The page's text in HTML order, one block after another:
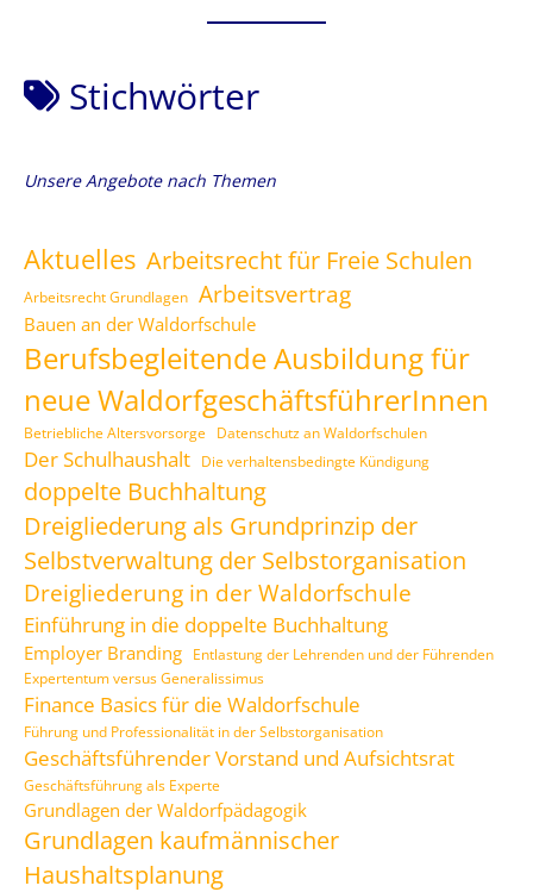
Stichwörter
Unsere Angebote nach Themen
Aktuelles Arbeitsrecht für Freie Schulen
Arbeitsrecht Grundlagen Arbeitsvertrag
Bauen an der Waldorfschule
Berufsbegleitende Ausbildung für
neue WaldorfgeschäftsführerInnen
Betriebliche Altersvorsorge Datenschutz an Waldorfschulen
Der Schulhaushalt Die verhaltensbedingte Kündigung
doppelte Buchhaltung
Dreigliederung als Grundprinzip der
Selbstverwaltung der Selbstorganisation
Dreigliederung in der Waldorfschule
Einführung in die doppelte Buchhaltung
Employer Branding Entlastung der Lehrenden und der Führenden
Expertentum versus Generalissimus
Finance Basics für die Waldorfschule
Führung und Professionalität in der Selbstorganisation
Geschäftsführender Vorstand und Aufsichtsrat
Geschäftsführung als Experte
Grundlagen der Waldorfpädagogik
Grundlagen kaufmännischer
Haushaltsplanung